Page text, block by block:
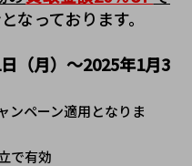
なっております。
（月）～2025年1月3
ンペーン適用となりま
で有効